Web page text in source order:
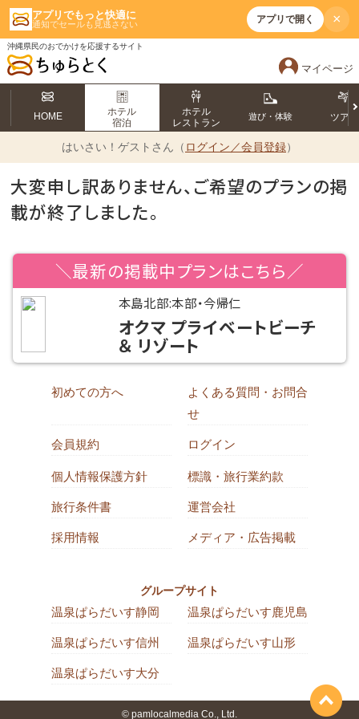
アプリでもっと快適に
通知でセールも見逃さない アプリで開く ×
沖縄県民のおでかけを応援するサイト
マイページ
HOME
ホテル
宿泊
ホテル
レストラン
遊び・体験 ツアー
はいさい！ ゲストさん（ ログイン／会員登録）
大変申し訳ありません、ご希望のプランの掲
載が終了しました。
＼最新の掲載中プランはこちら／
本島北部:本部・今帰仁
オクマ プライベートビーチ
＆ リゾート
初めての方へ
よくある質問・お問合
せ
会員規約 ログイン
個人情報保護方針 標識・旅行業約款
旅行条件書 運営会社
採用情報 メディア・広告掲載
グループサイト
温泉ぱらだいす静岡 温泉ぱらだいす鹿児島
温泉ぱらだいす信州 温泉ぱらだいす山形
温泉ぱらだいす大分
© pamlocalmedia Co., Ltd.